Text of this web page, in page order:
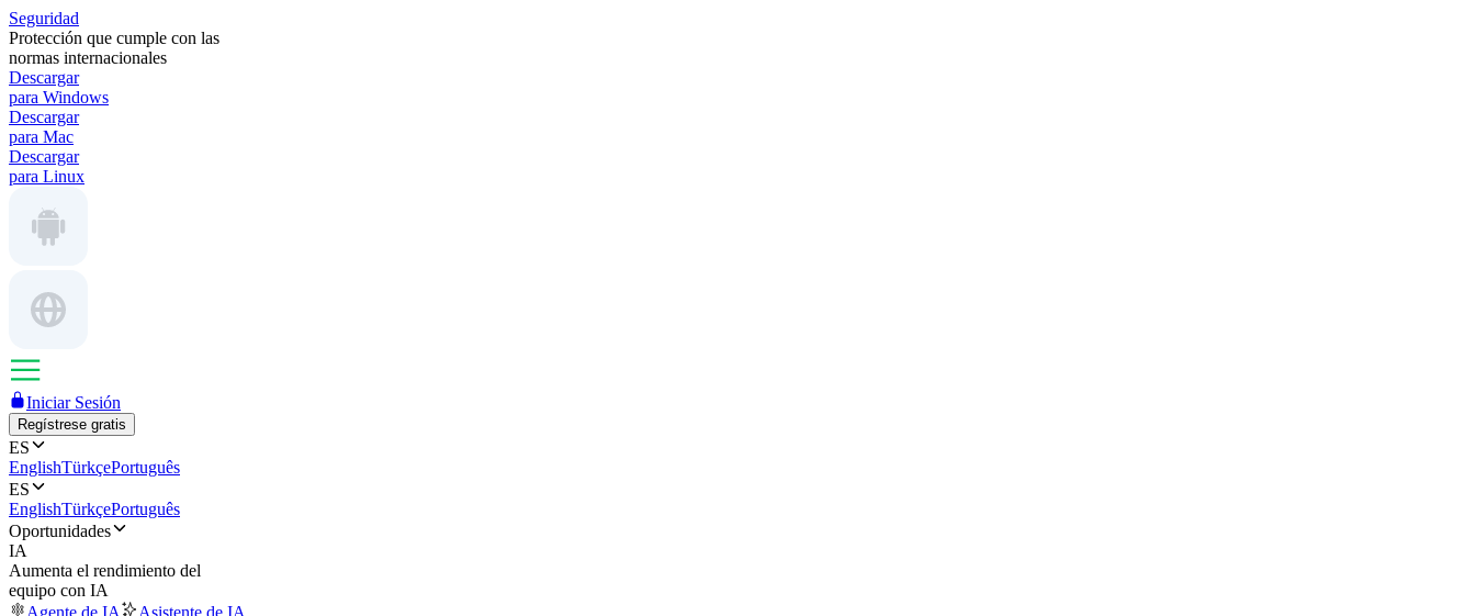
Seguridad
Protección que cumple con las
normas internacionales
Descargar
para Windows
Descargar
para Mac
Descargar
para Linux
Iniciar Sesión
Regístrese gratis
ES
EnglishTürkçePortuguês
ES
EnglishTürkçePortuguês
Oportunidades
IA
Aumenta el rendimiento del
equipo con IA
Agente de IA
Asistente de IA